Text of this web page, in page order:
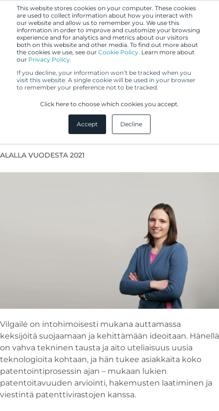
This website stores cookies on your computer. These cookies
are used to collect information about how you interact with
our website and allow us to remember you. We use this
information in order to improve and customize your browsing
experience and for analytics and metrics about our visitors
both on this website and other media. To find out more about
the cookies we use, see our Cookie Policy. Learn more about
our Privacy Policy.
If you decline, your information won’t be tracked when you
visit this website. A single cookie will be used in your browser
to remember your preference not to be tracked.
Click here to choose which cookies you accept.
Accept Decline
Vilgailė Dagytė
Eurooppapatenttiasiamies
ALALLA VUODESTA 2021
Vilgailė on intohimoisesti mukana auttamassa
keksijöitä suojaamaan ja kehittämään ideoitaan. Hänellä
on vahva tekninen tausta ja aito uteliaisuus uusia
teknologioita kohtaan, ja hän tukee asiakkaita koko
patentointiprosessin ajan – mukaan lukien
patentoitavuuden arviointi, hakemusten laatiminen ja
viestintä patenttivirastojen kanssa.